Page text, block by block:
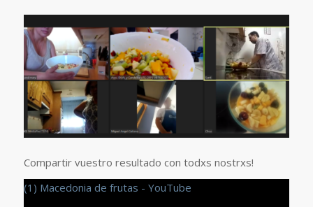
Compartir vuestro resultado con todxs nostrxs!
(1) Macedonia de frutas - YouTube